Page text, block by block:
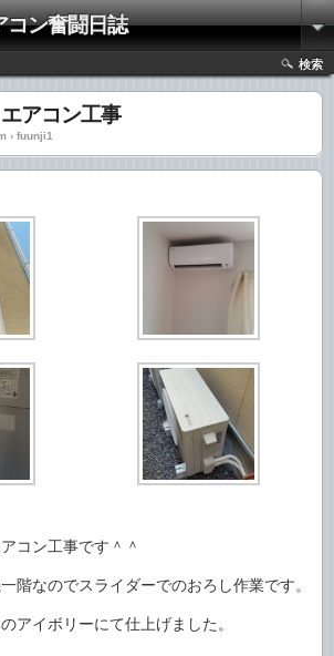
コン奮闘日誌
検索
アコン工事
› fuunji1
コン工事です＾＾
階なのでスライダーでのおろし作業です。
アイボリーにて仕上げました。